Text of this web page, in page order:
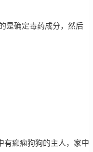
是确定毒药成分，然后
有癫痫狗狗的主人，家中